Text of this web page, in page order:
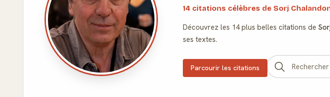
14 citations célèbres de Sorj
Découvrez les 14 plus belles citations de
ses textes.
Parcourir les citations